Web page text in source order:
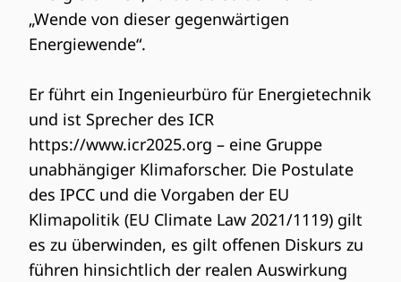
„Wende von dieser gegenwärtigen
Energiewende“.
Er führt ein Ingenieurbüro für Energietechnik
und ist Sprecher des ICR
https://www.icr2025.org – eine Gruppe
unabhängiger Klimaforscher. Die Postulate
des IPCC und die Vorgaben der EU
Klimapolitik (EU Climate Law 2021/1119) gilt
es zu überwinden, es gilt offenen Diskurs zu
führen hinsichtlich der realen Auswirkung